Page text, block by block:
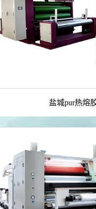
盐城pur热熔